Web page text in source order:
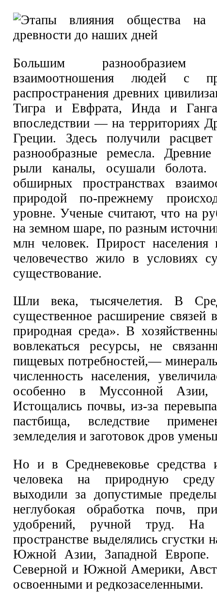
Большим разнообразием
взаимоотношения людей с
распространения древних
Тигра и Евфрата, Инда и
впоследствии — на территориях
Греции. Здесь получили
разнообразные ремесла.
рыли каналы, осушали болота.
обширных пространствах
природой по-прежнему
уровне. Ученые считают, что на
на земном шаре, по разным
млн человек. Прирост
человечество жило в условиях
существование.
Шли века, тысячелетия. В
существенное расширение
природная среда». В
вовлекаться ресурсы, не
пищевых потребностей,—
численность населения,
особенно в Муссонной
Истощались почвы, из-за
пастбища, вследствие
земледелия и заготовок дров
Но и в Средневековье средства
человека на природную
выходили за допустимые
неглубокая обработка почв,
удобрений, ручной труд. На
пространстве выделялись сгустки
Южной Азии, Западной Европе.
Северной и Южной Америки,
освоенными и редкозаселенными.